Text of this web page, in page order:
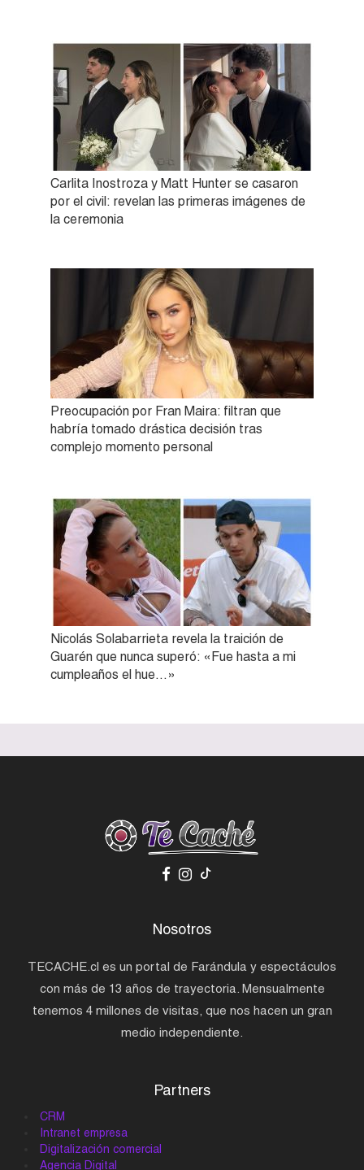
Carlita Inostroza y Matt Hunter se casaron
por el civil: revelan las primeras imágenes de
la ceremonia
Preocupación por Fran Maira: filtran que
habría tomado drástica decisión tras
complejo momento personal
Nicolás Solabarrieta revela la traición de
Guarén que nunca superó: «Fue hasta a mi
cumpleaños el hue…»
Nosotros
TECACHE.cl es un portal de Farándula y espectáculos
con más de 13 años de trayectoria. Mensualmente
tenemos 4 millones de visitas, que nos hacen un gran
medio independiente.
Partners
CRM
Intranet empresa
Digitalización comercial
Agencia Digital